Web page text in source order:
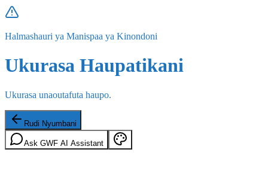
Halmashauri ya Manispaa ya Kinondoni
Ukurasa Haupatikani
Ukurasa unaoutafuta haupo.
Rudi Nyumbani
Ask GWF AI Assistant